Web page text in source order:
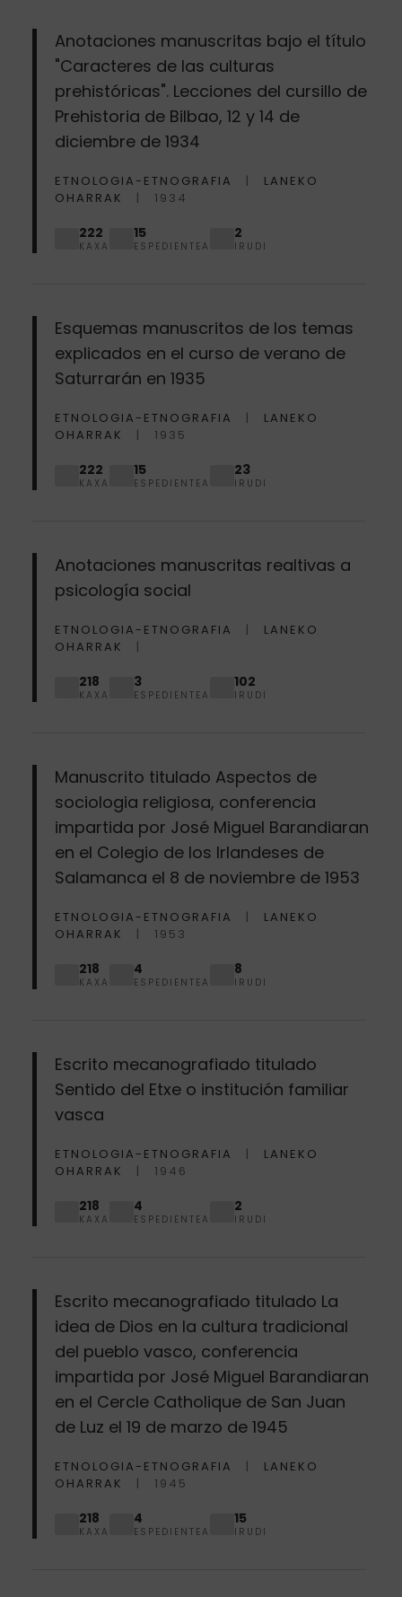
Anotaciones manuscritas bajo el título
"Caracteres de las culturas
prehistóricas". Lecciones del cursillo de
Prehistoria de Bilbao, 12 y 14 de
diciembre de 1934
ETNOLOGIA-ETNOGRAFIA
LANEKO
OHARRAK
1934
222
KAXA
15
ESPEDIENTEA
2
IRUDI
Esquemas manuscritos de los temas
explicados en el curso de verano de
Saturrarán en 1935
ETNOLOGIA-ETNOGRAFIA
LANEKO
OHARRAK
1935
222
KAXA
15
ESPEDIENTEA
23
IRUDI
Anotaciones manuscritas realtivas a
psicología social
ETNOLOGIA-ETNOGRAFIA
LANEKO
OHARRAK
218
KAXA
3
ESPEDIENTEA
102
IRUDI
Manuscrito titulado Aspectos de
sociologia religiosa, conferencia
impartida por José Miguel Barandiaran
en el Colegio de los Irlandeses de
Salamanca el 8 de noviembre de 1953
ETNOLOGIA-ETNOGRAFIA
LANEKO
OHARRAK
1953
218
KAXA
4
ESPEDIENTEA
8
IRUDI
Escrito mecanografiado titulado
Sentido del Etxe o institución familiar
vasca
ETNOLOGIA-ETNOGRAFIA
LANEKO
OHARRAK
1946
218
KAXA
4
ESPEDIENTEA
2
IRUDI
Escrito mecanografiado titulado La
idea de Dios en la cultura tradicional
del pueblo vasco, conferencia
impartida por José Miguel Barandiaran
en el Cercle Catholique de San Juan
de Luz el 19 de marzo de 1945
ETNOLOGIA-ETNOGRAFIA
LANEKO
OHARRAK
1945
218
KAXA
4
ESPEDIENTEA
15
IRUDI